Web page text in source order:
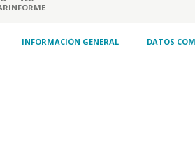
INFORME
INFORMACIÓN GENERAL DATOS